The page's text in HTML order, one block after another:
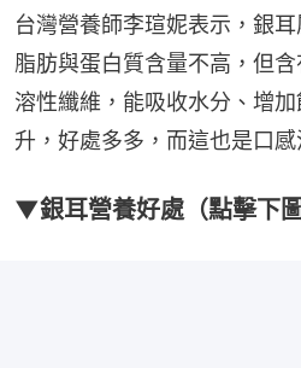
台灣營養師李瑄妮表示，銀
脂肪與蛋白質含量不高，但
溶性纖維，能吸收水分、增
升，好處多多，而這也是口感
▼銀耳營養好處（點擊下圖